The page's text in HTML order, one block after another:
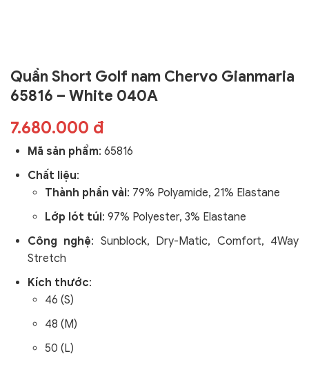
Quần Short Golf nam Chervo Gianmaria
65816 – White 040A
7.680.000 đ
Mã sản phẩm: 65816
Chất liệu:
Thành phần vải: 79% Polyamide, 21% Elastane
Lớp lót túi: 97% Polyester, 3% Elastane
Công nghệ: Sunblock, Dry-Matic, Comfort, 4Way
Stretch
Kích thước:
46 (S)
48 (M)
50 (L)